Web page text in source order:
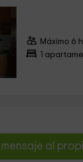
Máximo 6
1
mensaje al